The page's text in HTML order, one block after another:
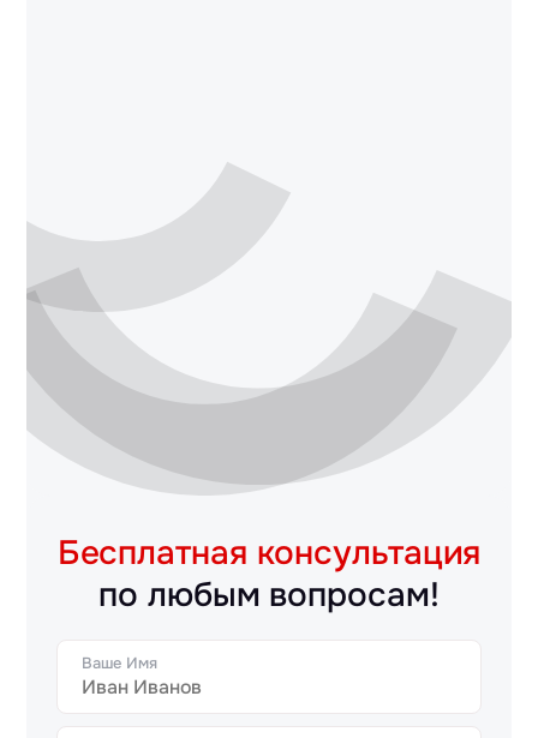
Бесплатная консультация
по любым вопросам!
Ваше Имя